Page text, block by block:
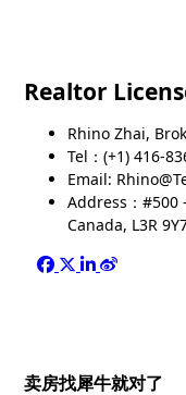
Realtor
Rhino Zhai,
Tel：(+1) 416-
Email:
Address：#500
Canada, L3R
卖房找犀牛就对了